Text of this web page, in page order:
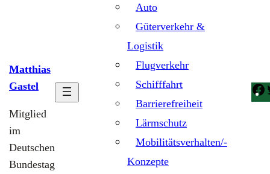
Matthias
Gastel
Mitglied
im
Deutschen
Bundestag
Auto
Güterverkehr &
Logistik
Flugverkehr
Schifffahrt
Barrierefreiheit
Lärmschutz
Mobilitätsverhalten/-
Konzepte